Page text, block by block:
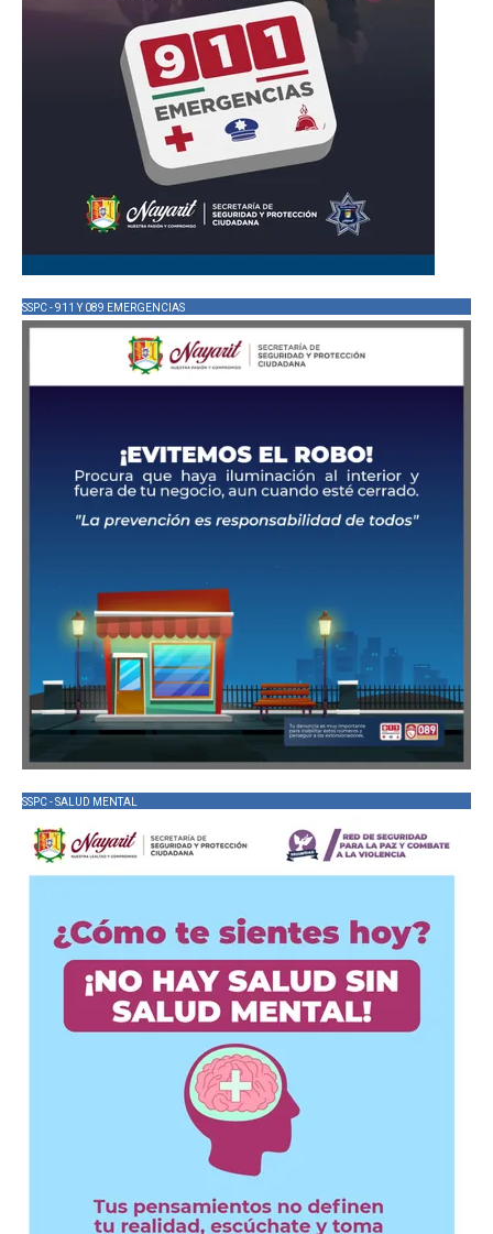
SSPC - 911 Y 089 EMERGENCIAS
SSPC - SALUD MENTAL